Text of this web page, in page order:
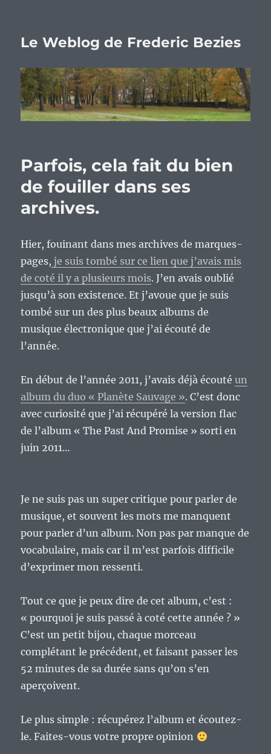
Le Weblog de Frederic Bezies
Parfois, cela fait du bien
de fouiller dans ses
archives.
Hier, fouinant dans mes archives de marques-
pages, je suis tombé sur ce lien que j’avais mis
de coté il y a plusieurs mois. J’en avais oublié
jusqu’à son existence. Et j’avoue que je suis
tombé sur un des plus beaux albums de
musique électronique que j’ai écouté de
l’année.
En début de l’année 2011, j’avais déjà écoutéun
album du duo « Planète Sauvage ». C’est donc
avec curiosité que j’ai récupéré la version flac
de l’album « The Past And Promise » sorti en
juin 2011…
Je ne suis pas un super critique pour parler de
musique, et souvent les mots me manquent
pour parler d’un album. Non pas par manque de
vocabulaire, mais car il m’est parfois difficile
d’exprimer mon ressenti.
Tout ce que je peux dire de cet album, c’est :
« pourquoi je suis passé à coté cette année ? »
C’est un petit bijou, chaque morceau
complétant le précédent, et faisant passer les
52 minutes de sa durée sans qu’on s’en
aperçoivent.
Le plus simple : récupérez l’album et écoutez-
le. Faites-vous votre propre opinion